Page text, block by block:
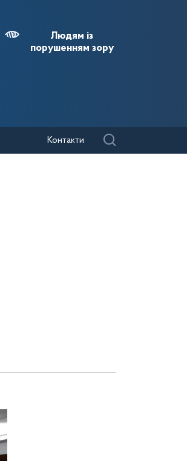
Людям із
порушенням зору
Контакти